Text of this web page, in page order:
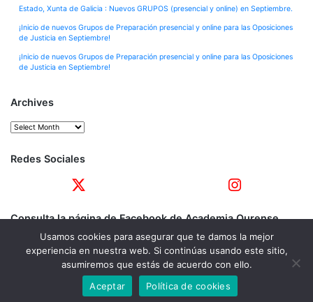
Estado, Xunta de Galicia : Nuevos GRUPOS (presencial y online) en Septiembre.
¡Inicio de nuevos Grupos de Preparación presencial y online para las Oposiciones
de Justicia en Septiembre!
¡Inicio de nuevos Grupos de Preparación presencial y online para las Oposiciones
de Justicia en Septiembre!
Archives
Archives
Redes Sociales
Consulta la página de Facebook de Academia Ourense
ACADEMIA OURENSE EN A CORUÑA Bootstrap WordPress Theme
Usamos cookies para asegurar que te damos la mejor
experiencia en nuestra web. Si continúas usando este sitio,
asumiremos que estás de acuerdo con ello.
Aceptar
Política de cookies